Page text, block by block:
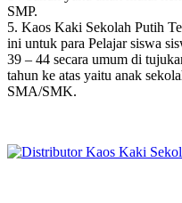
SMP.
5. Kaos Kaki Sekolah Putih
ini untuk para Pelajar siswa
39 – 44 secara umum di
tahun ke atas yaitu anak
SMA/SMK.